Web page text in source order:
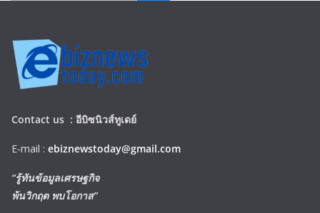
Contact us : อีบิซนิวส์ทูเดย์
E-mail : ebiznewstoday@gmail.com
“รู้ทันข้อมูลเศรษฐกิจ
พ้นวิกฤต พบโอกาส”